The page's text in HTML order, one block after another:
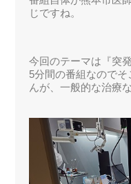
じですね。
今回のテーマは『突
5分間の番組なので
んが、一般的な治療